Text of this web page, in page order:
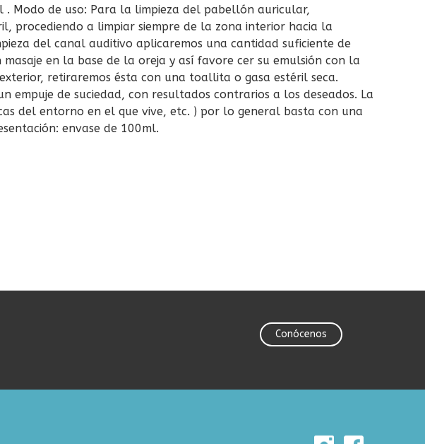
Modo de uso: Para la limpieza del pabellón auricular,
procediendo a limpiar siempre de la zona interior hacia la
del canal auditivo aplicaremos una cantidad suficiente de
en la base de la oreja y así favore cer su emulsión con la
retiraremos ésta con una toallita o gasa estéril seca.
de suciedad, con resultados contrarios a los deseados. La
del entorno en el que vive, etc. ) por lo general basta con una
envase de 100ml.
Conócenos